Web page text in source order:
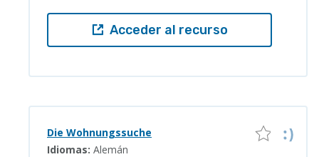
Acceder al recurso
Die Wohnungssuche
Idiomas: Alemán